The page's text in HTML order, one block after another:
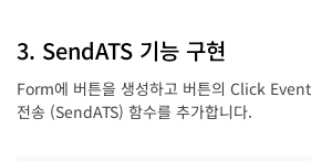
3. SendATS 기능 구현
Form에 버튼을 생성하고 버튼의 Click
전송 (SendATS) 함수를 추가합니다.